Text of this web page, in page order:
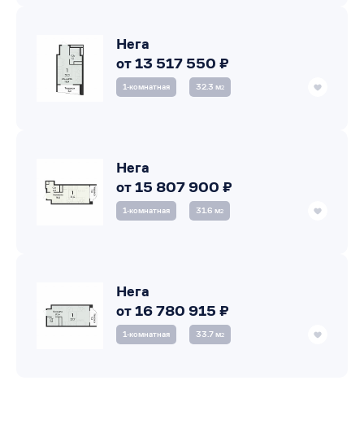
Нега
от 13 517 550 ₽
1‑комнатная 32.3 м2
Нега
от 15 807 900 ₽
1‑комнатная 31.6 м2
Нега
от 16 780 915 ₽
1‑комнатная 33.7 м2